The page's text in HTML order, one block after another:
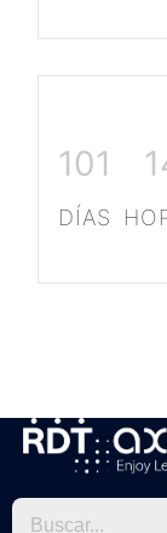
101
DÍAS